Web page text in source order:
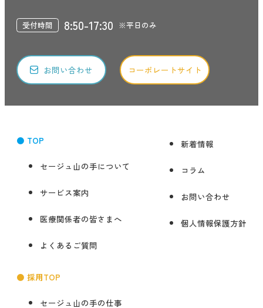
受付時間 8:50-17:30 ※平日のみ
お問い合わせ コーポレートサイト
● TOP
セージュ山の手について
サービス案内
医療関係者の皆さまへ
よくあるご質問
● 採用TOP
セージュ山の手の仕事
新着情報
コラム
お問い合わせ
個人情報保護方針